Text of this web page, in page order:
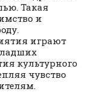
Такая
и
играют
культурного
чувство